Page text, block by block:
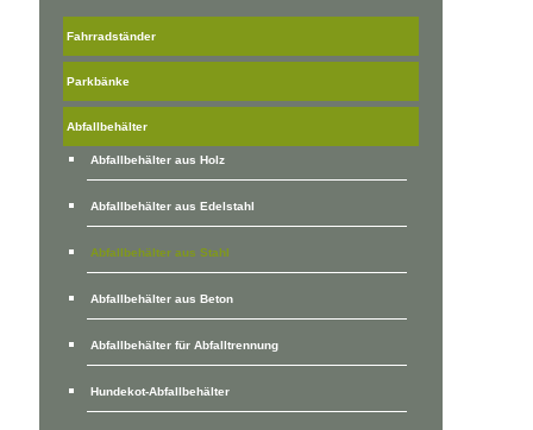
Fahrradständer
Parkbänke
Abfallbehälter
Abfallbehälter aus Holz
Abfallbehälter aus Edelstahl
Abfallbehälter aus Stahl
Abfallbehälter aus Beton
Abfallbehälter für Abfalltrennung
Hundekot-Abfallbehälter